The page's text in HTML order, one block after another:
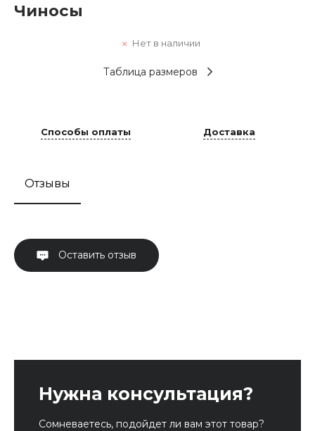
Чиносы
Нет в наличии
Таблица размеров
Способы оплаты Доставка
Отзывы
Оставить отзыв
Нужна консультация?
Сомневаетесь, подойдет ли вам этот товар?